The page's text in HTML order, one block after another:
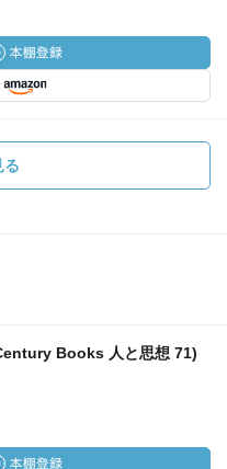
る
Books 人と思想 71)